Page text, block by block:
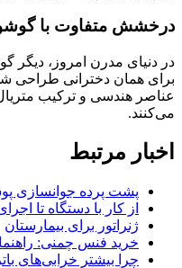
درخشش متفاوت با
در دنیای مدرن امروز،
برای همان دخترانی طراحی
عناصر هندسی و ترکیب
می‌کنند.
اخبار مرتبط
پشت پرده جوانسازی
از کار با دستگاه تا
ژنراتور برای بیمارستان
خرید فنس چمنی:
چرا بیشتر خرابی‌های